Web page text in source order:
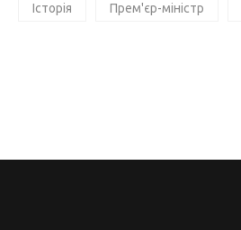
Історія Прем'єр-міністр